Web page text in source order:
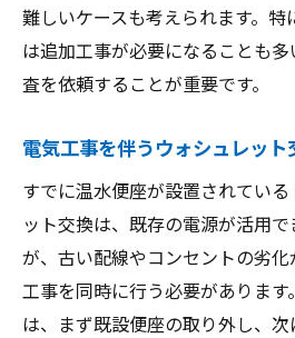
難しいケースも考えられます。
は追加工事が必要になることも
査を依頼することが重要です。
電気工事を伴うウォシュレット
すでに温水便座が設置されてい
ット交換は、既存の電源が活用
が、古い配線やコンセントの劣
工事を同時に行う必要があります
は、まず既設便座の取り外し、